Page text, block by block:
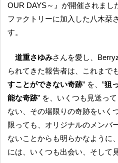
OUR DAYS～』が開催されまし
ファクトリーに加入した八木栞
す。
道重さゆみさんを愛し、
られてきた報告者は、これまで
すことができない奇跡” を、”狙
能な奇跡” を、いくつも見送っ
ない、その場限りの奇跡をいく
限っても、オリジナルのメンバ
ないことからも明らかなように
には、いくつも出会い、そして